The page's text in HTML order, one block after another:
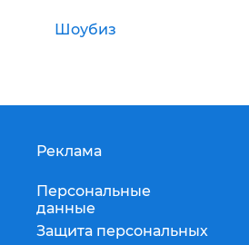
Шоубиз
Реклама
Персональные
данные
Защита персональных